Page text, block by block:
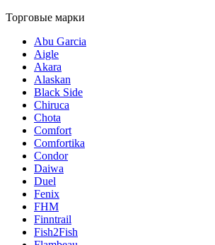
Торговые марки
Abu Garcia
Aigle
Akara
Alaskan
Black Side
Chiruca
Chota
Comfort
Comfortika
Condor
Daiwa
Duel
Fenix
FHM
Finntrail
Fish2Fish